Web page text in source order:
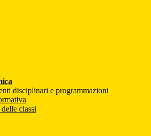
disciplinari e programmazioni
classi